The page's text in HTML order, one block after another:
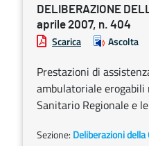
DELIBERAZIONE
aprile 2007, n. 404
Scarica Ascolta
Prestazioni di
ambulatoriale
Sanitario Regionale e
Sezione: Deliberazioni